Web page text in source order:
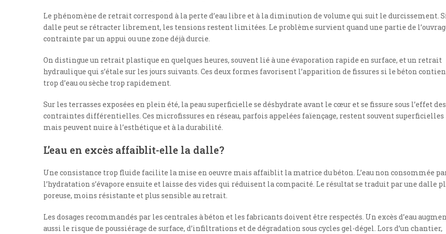
Le phénomène de retrait correspond à la perte d’eau libre et à la diminution de volume qui suit le durcissement.
dalle peut se rétracter librement, les tensions restent limitées. Le problème survient quand une partie de
contrainte par un appui ou une zone déjà durcie.
On distingue un retrait plastique en quelques heures, souvent lié à une évaporation rapide en surface, et un retrait
hydraulique qui s’étale sur les jours suivants. Ces deux formes favorisent l’apparition de fissures si le béton
trop d’eau ou sèche trop rapidement.
Sur les terrasses exposées en plein été, la peau superficielle se déshydrate avant le cœur et se fissure sous l’effet des
contraintes différentielles. Ces microfissures en réseau, parfois appelées faïençage, restent souvent superficielles
mais peuvent nuire à l’esthétique et à la durabilité.
L’eau en excès affaiblit-elle la dalle?
Une consistance trop fluide facilite la mise en oeuvre mais affaiblit la matrice du béton. L’eau non consommée
l’hydratation s’évapore ensuite et laisse des vides qui réduisent la compacité. Le résultat se traduit par une dalle
poreuse, moins résistante et plus sensible au retrait.
Les dosages recommandés par les centrales à béton et les fabricants doivent être respectés. Un excès d’eau
aussi le risque de poussiérage de surface, d’infiltrations et de dégradation sous cycles gel-dégel. Lors d’un chantier,